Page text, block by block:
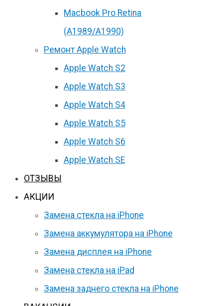
Macbook Pro Retina
(А1989/A1990)
Ремонт Apple Watch
Apple Watch S2
Apple Watch S3
Apple Watch S4
Apple Watch S5
Apple Watch S6
Apple Watch SE
ОТЗЫВЫ
АКЦИИ
Замена стекла на iPhone
Замена аккумулятора на iPhone
Замена дисплея на iPhone
Замена стекла на iPad
Замена заднего стекла на iPhone